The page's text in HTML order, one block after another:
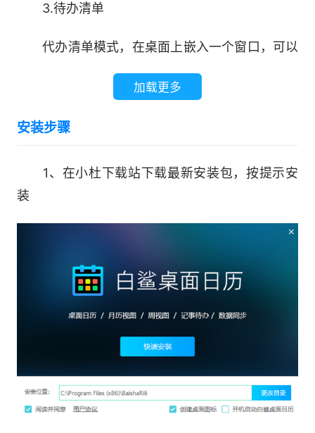
3.待办清单
代办清单模式，在桌面上嵌入一个窗口，可以
直接编辑待办清单，可清晰的按归类查看，了解今
天、明天、最近一周、最近一月的事项;
4.纯日历视图
纯净的日历，可以任意调整大小，字体颜色，
背景颜色，融合到桌面，变成一个高清的日历壁
提供多种皮肤主题，配色方案，让你的桌面日
历更有个性化，也可自定义配置各种参数，让桌面
日历完美融合到桌面，不仅美观还实用;
加载更多
安装步骤
1、在小杜下载站下载最新安装包，按提示安
装